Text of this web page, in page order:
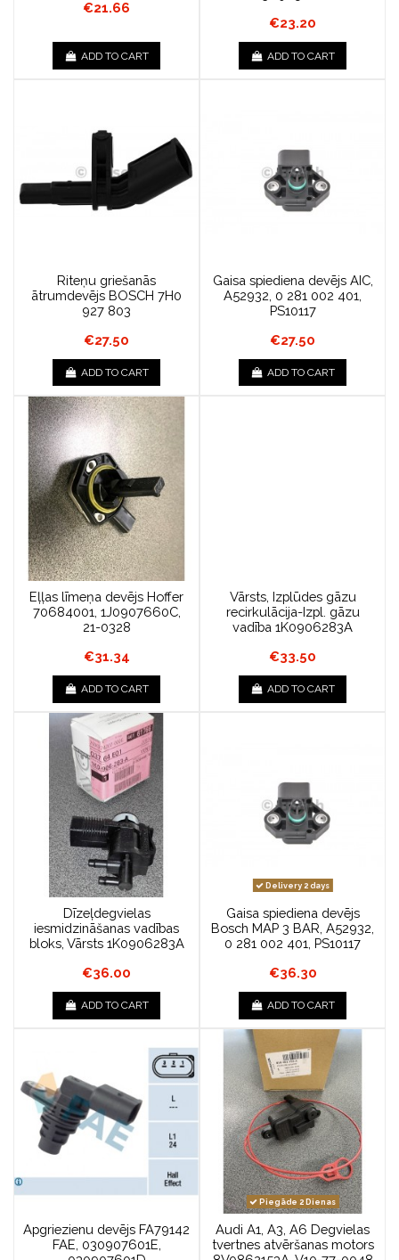
€21.66
ADD TO CART
€23.20
ADD TO CART
Riteņu griešanās
ātrumdevējs BOSCH 7H0
927 803
€27.50
ADD TO CART
Gaisa spiediena devējs AIC,
A52932, 0 281 002 401,
PS10117
€27.50
ADD TO CART
Eļļas līmeņa devējs Hoffer
70684001, 1J0907660C,
21-0328
€31.34
ADD TO CART
Vārsts, Izplūdes gāzu
recirkulācija-Izpl. gāzu
vadība 1K0906283A
€33.50
ADD TO CART
Dīzeļdegvielas
iesmidzināšanas vadības
bloks, Vārsts 1K0906283A
€36.00
ADD TO CART
Delivery 2 days
Gaisa spiediena devējs
Bosch MAP 3 BAR, A52932,
0 281 002 401, PS10117
€36.30
ADD TO CART
Apgriezienu devējs FA79142
FAE, 030907601E,
Piegāde 2 Dienas
Audi A1, A3, A6 Degvielas
tvertnes atvēršanas motors